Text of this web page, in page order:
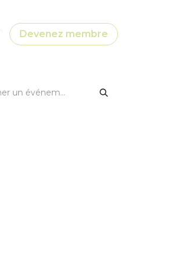
Devenez membre